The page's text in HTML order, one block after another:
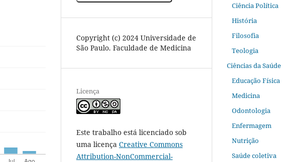
Copyright (c) 2024 Universidade de
São Paulo. Faculdade de Medicina
Licença
Este trabalho está licenciado sob
uma licença Creative Commons
Attribution-NonCommercial-
Ciência Política
História
Filosofia
Teologia
Ciências da Saúde
Educação Física
Medicina
Odontologia
Enfermagem
Nutrição
Saúde coletiva